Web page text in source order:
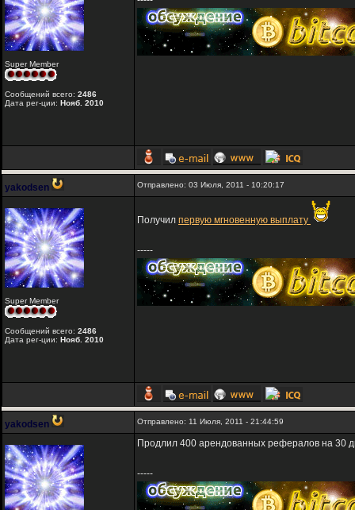
Super Member
Сообщений всего: 2486
Дата рег-ции: Нояб. 2010
yakodsen Отправлено: 03 Июля, 2011 - 10:20:17
Super Member
Сообщений всего: 2486
Дата рег-ции: Нояб. 2010
Получил первую мгновенную выплату
-----
yakodsen Отправлено: 11 Июля, 2011 - 21:44:59
Продлил 400 арендованных рефералов на 30
-----